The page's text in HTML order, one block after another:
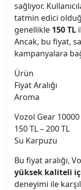
sağlıyor.
tatmin edici
genellikle 150 TL
Ancak, bu fiyat,
kampanyalara
Ürün
Fiyat Aralığı
Aroma
Vozol Gear
150 TL – 200 TL
Su Karpuzu
Bu fiyat aralığı,
yüksek kaliteli
deneyimi ile